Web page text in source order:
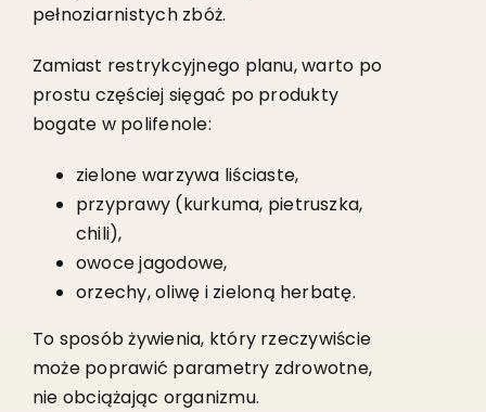
pełnoziarnistych zbóż.
Zamiast restrykcyjnego planu, warto po
prostu częściej sięgać po produkty
bogate w polifenole:
zielone warzywa liściaste,
przyprawy (kurkuma, pietruszka,
chili),
owoce jagodowe,
orzechy, oliwę i zieloną herbatę.
To sposób żywienia, który rzeczywiście
może poprawić parametry zdrowotne,
nie obciążając organizmu.